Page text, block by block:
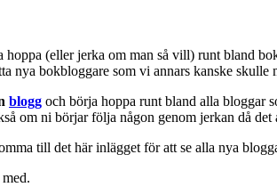
(eller jerka om man så vill) runt bland
nya bokbloggare som vi annars kanske skulle
blogg och börja hoppa runt bland alla bloggar
om ni börjar följa någon genom jerkan då
till det här inlägget för att se alla nya